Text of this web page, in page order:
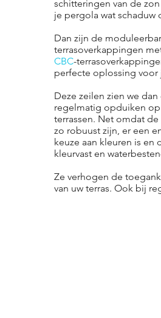
schitteringen van de
je pergola wat schaduw
Dan zijn de
terrasoverkappingen
CBC-
perfecte oplossing voor
Deze zeilen zien we
regelmatig opduiken
terrassen. Net omdat de
zo robuust zijn, er een
keuze aan kleuren is en
kleurvast en
Ze verhogen de
van uw terras. Ook bij